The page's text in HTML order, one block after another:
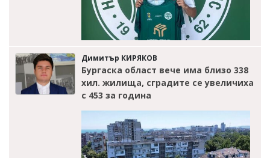
Димитър КИРЯКОВ
Бургаска област вече има близо 338
хил. жилища, сградите се увеличиха
с 453 за година